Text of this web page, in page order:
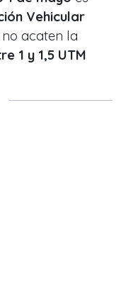
Vehicular
no acaten la
1 y 1,5 UTM